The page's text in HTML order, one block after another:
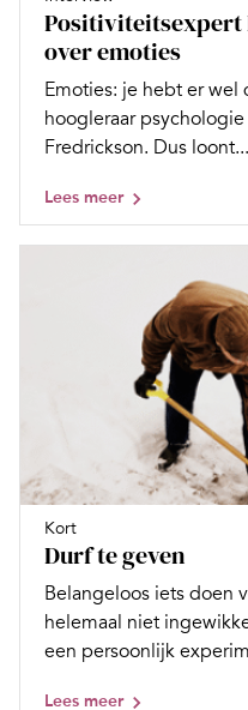
Positiviteitsexpert
over emoties
Emoties: je hebt er
hoogleraar
Fredrickson. Dus loont...
Lees meer
Kort
Durf te geven
Belangeloos iets doen
helemaal niet
een persoonlijk
Lees meer